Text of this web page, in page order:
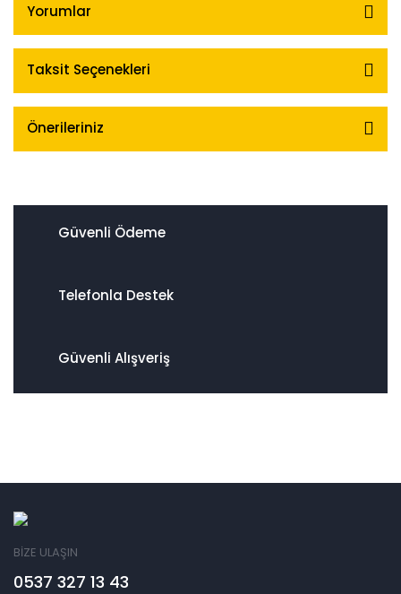
Yorumlar
Taksit Seçenekleri
Önerileriniz
Güvenli Ödeme
Telefonla Destek
Güvenli Alışveriş
BİZE ULAŞIN
0537 327 13 43